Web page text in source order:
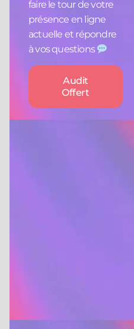
faire le tour de votre
présence en ligne
actuelle et répondre
à vos questions
Audit
Offert